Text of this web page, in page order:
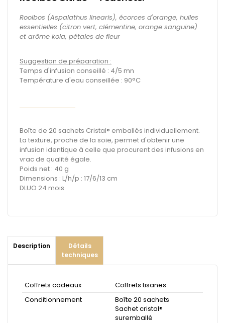
Rooibos (Aspalathus linearis), écorces d'orange, huiles
essentielles (citron vert, clémentine, orange sanguine)
et arôme kola, pétales de fleur
Suggestion de préparation :
Temps d'infusion conseillé : 4/5 mn
Température d'eau conseillée : 90°C
Boîte de 20 sachets Cristal® emballés individuellement.
La texture, proche de la soie, permet d'obtenir une
infusion identique à celle que procurent des infusions en
vrac de qualité égale.
Poids net : 40 g
Dimensions : L/h/p : 17/6/13 cm
DLUO 24 mois
Description
Détails
techniques
Coffrets cadeaux
Coffrets tisanes
Conditionnement
Boîte 20 sachets
Sachet cristal®
suremballé